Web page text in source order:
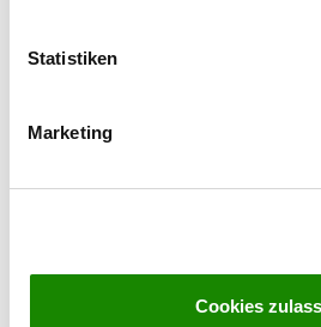
Statistiken
Marketing
Cookies
Steinackerstr 92 B
An der Klingenstr.
63075 Offenbach Waldheim